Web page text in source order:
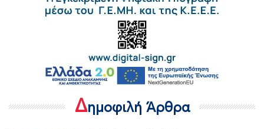
Δημοφιλή Άρθρα